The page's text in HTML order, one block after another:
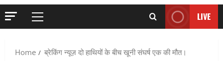
Primary
LIVE
Home ब्रेकिंग न्यूज़ दो हाथियों के बीच खूनी संघर्ष एक की मौत।